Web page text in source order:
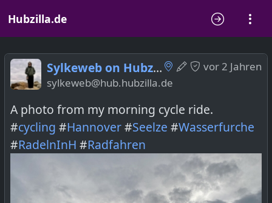
Hubzilla.de
vor 2 Jahren
Sylkeweb on Hubzilla
sylkeweb@hub.hubzilla.de
A photo from my morning cycle ride.
#cycling #Hannover#Seelze #Wasserfurche
#RadelnInH #Radfahren